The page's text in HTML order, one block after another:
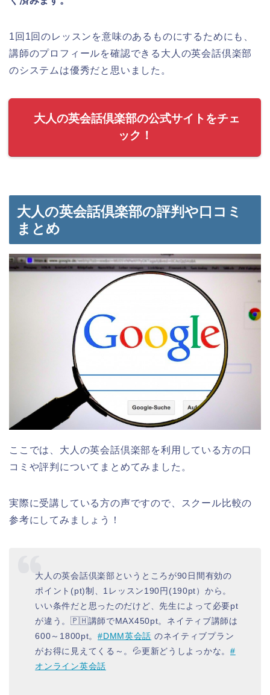
1回1回のレッスンを意味のあるものにするためにも、
講師のプロフィールを確認できる大人の英会話倶楽部
のシステムは優秀だと思いました。
大人の英会話倶楽部の公式サイトをチェ
ック！
大人の英会話倶楽部の評判や口コミ
まとめ
ここでは、大人の英会話倶楽部を利用している方の口
コミや評判についてまとめてみました。
実際に受講している方の声ですので、スクール比較の
参考にしてみましょう！
大人の英会話倶楽部というところが90日間有効の
ポイント(pt)制、1レッスン190円(190pt）から。
いい条件だと思ったのだけど、先生によって必要pt
が違う。🇵🇭講師でMAX450pt。ネイティブ講師は
600～1800pt。#DMM英会話 のネイティブプラン
がお得に見えてくる～。💦更新どうしよっかな。#
オンライン英会話